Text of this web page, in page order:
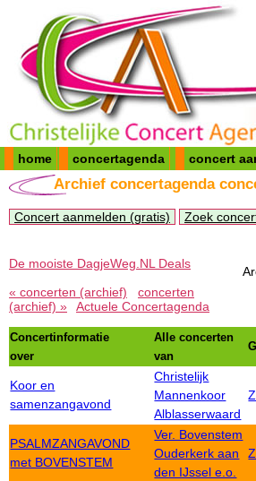
home concertagenda concert
Archief concertagenda
Concert aanmelden (gratis) Zoek
De mooiste DagjeWeg.NL Deals
« concerten (archief)
concerten
(archief) »
Actuele Concertagenda
Concertinformatie
over
Alle concerten
van
Koor en
samenzangavond
Christelijk
Mannenkoor
Alblasserwaard
PSALMZANGAVOND
met BOVENSTEM
Ver. Bovenstem
Ouderkerk aan
den IJssel e.o.